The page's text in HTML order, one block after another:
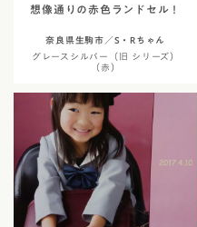
想像通りの赤色ランドセル！
奈良県生駒市／S・Rちゃん
グレースシルバー（旧 シリーズ）
（赤）